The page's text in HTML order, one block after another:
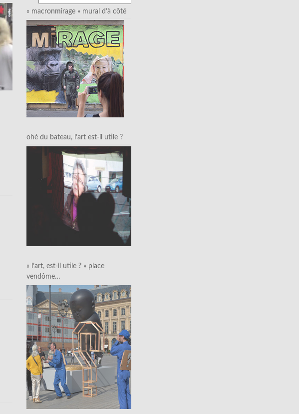
« macronmirage » mural d’à côté
ohé du bateau, l’art est-il utile ?
« l’art, est-il utile ? » place
vendôme…